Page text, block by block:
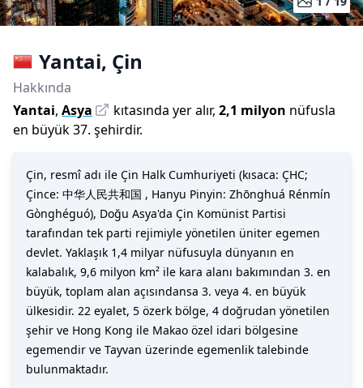
Yantai, Çin
Hakkında
Yantai, Asya kıtasında yer alır, 2,1 milyon nüfusla
en büyük 37. şehirdir.
Çin, resmî adı ile Çin Halk Cumhuriyeti (kısaca: ÇHC;
Çince: 中华人民共和国 , Hanyu Pinyin: Zhōnghuá Rénmín
Gònghéguó), Doğu Asya'da Çin Komünist Partisi
tarafından tek parti rejimiyle yönetilen üniter egemen
devlet. Yaklaşık 1,4 milyar nüfusuyla dünyanın en
kalabalık, 9,6 milyon km² ile kara alanı bakımından 3. en
büyük, toplam alan açısındansa 3. veya 4. en büyük
ülkesidir. 22 eyalet, 5 özerk bölge, 4 doğrudan yönetilen
şehir ve Hong Kong ile Makao özel idari bölgesine
egemendir ve Tayvan üzerinde egemenlik talebinde
bulunmaktadır.